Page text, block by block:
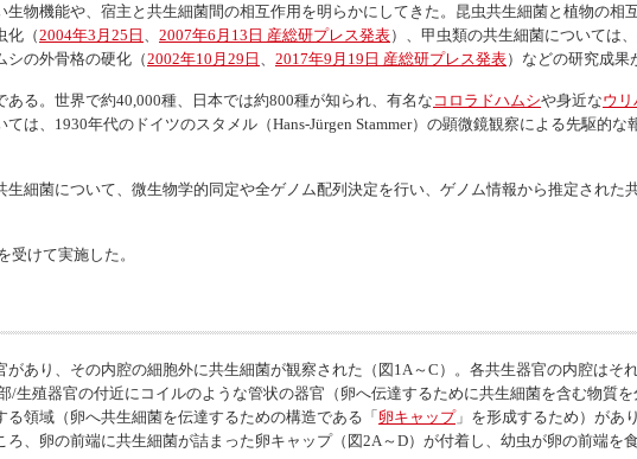
物機能や、宿主と共生細菌間の相互作用を明らかにしてきた。昆虫共生細菌と植物の相
化（2004年3月25日 2007年6月13日 産総研プレス発表）、甲虫類の共生細菌については
シの外骨格の硬化（2002年10月29日 2017年9月19日 産総研プレス発表）などの研究成果
る。世界で約40,000種、日本では約800種が知られ、有名な コロラドハムシや身近なウリ
は、1930年代のドイツのスタメル（Hans-Jürgen Stammer）の顕微鏡観察による先駆的な
細菌について、微生物学的同定や全ゲノム配列決定を行い、ゲノム情報から推定された
けて実施した。
あり、その内腔の細胞外に共生細菌が観察された（図1A～C）。各共生器官の内腔はそ
生殖器官の付近にコイルのような管状の器官（卵へ伝達するために共生細菌を含む物質を
領域（卵へ共生細菌を伝達するための構造である「卵キャップ」を形成するため）があ
、卵の前端に共生細菌が詰まった卵キャップ（図2A～D）が付着し、幼虫が卵の前端を